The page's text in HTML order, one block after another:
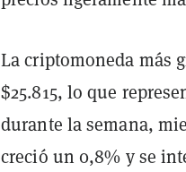
La criptomoneda más
$25.815, lo que
durante la semana,
creció un 0,8% y se